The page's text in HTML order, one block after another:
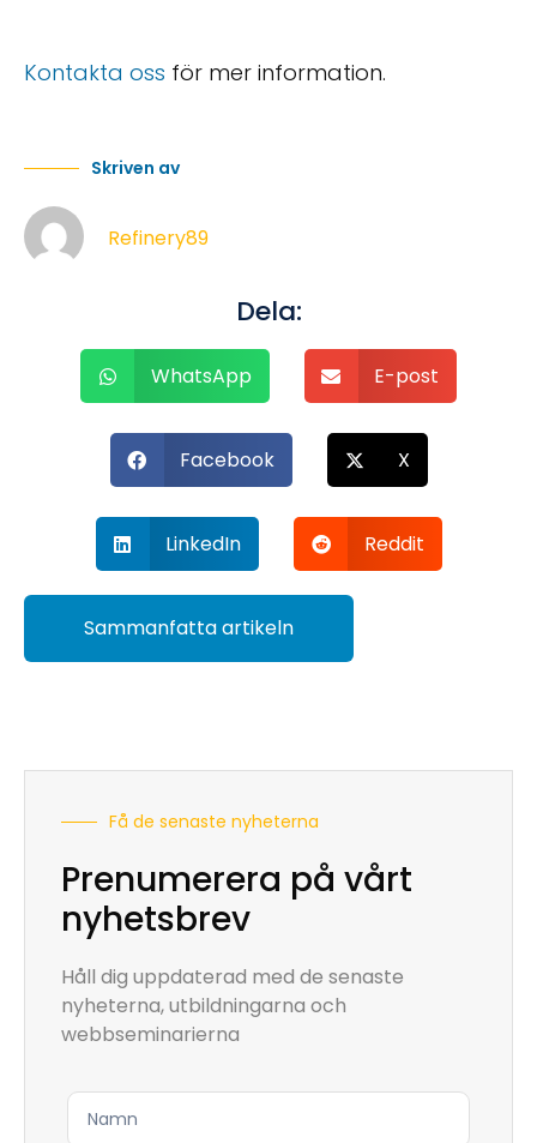
Kontakta oss för mer information.
Skriven av
Refinery89
Dela:
WhatsApp E-post
Facebook X
LinkedIn Reddit
Sammanfatta artikeln
Få de senaste nyheterna
Prenumerera på vårt
nyhetsbrev
Håll dig uppdaterad med de senaste
nyheterna, utbildningarna och
webbseminarierna